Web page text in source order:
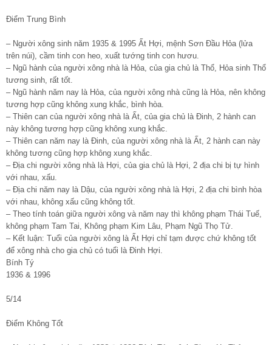
Điểm Trung Bình
– Người xông sinh năm 1935 & 1995 Ất Hợi, mệnh Sơn Đầu Hỏa (lửa
trên núi), cầm tinh con heo, xuất tướng tinh con hươu.
– Ngũ hành của người xông nhà là Hỏa, của gia chủ là Thổ, Hỏa sinh Thổ
tương sinh, rất tốt.
– Ngũ hành năm nay là Hỏa, của người xông nhà cũng là Hỏa, nên không
tương hợp cũng không xung khắc, bình hòa.
– Thiên can của người xông nhà là Ất, của gia chủ là Đinh, 2 hành can
này không tương hợp cũng không xung khắc.
– Thiên can năm nay là Đinh, của người xông nhà là Ất, 2 hành can này
không tương cũng hợp không xung khắc.
– Địa chi người xông nhà là Hợi, của gia chủ là Hợi, 2 địa chi bị tự hình
với nhau, xấu.
– Địa chi năm nay là Dậu, của người xông nhà là Hợi, 2 địa chi bình hòa
với nhau, không xấu cũng không tốt.
– Theo tính toán giữa người xông và năm nay thì không phạm Thái Tuế,
không phạm Tam Tai, Không phạm Kim Lâu, Phạm Ngũ Thọ Tử.
– Kết luận: Tuổi của người xông là Ất Hợi chỉ tạm được chứ không tốt
để xông nhà cho gia chủ có tuổi là Đinh Hợi.
Bính Tý
1936 & 1996
5/14
Điểm Không Tốt